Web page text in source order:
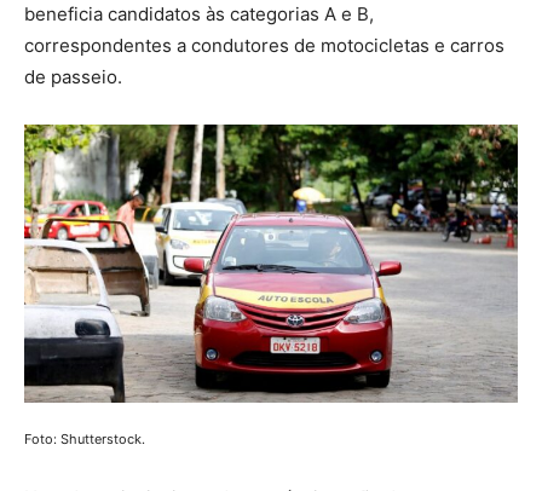
beneficia candidatos às categorias A e B,
correspondentes a condutores de motocicletas e carros
de passeio.
Foto: Shutterstock.